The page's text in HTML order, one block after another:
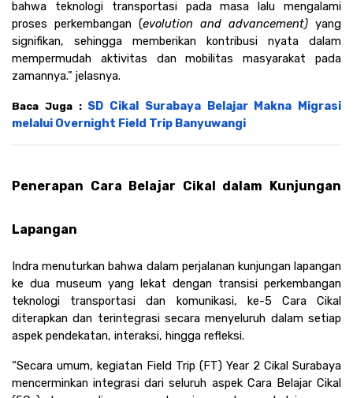
bahwa teknologi transportasi pada masa lalu mengalami
proses perkembangan (evolution and advancement) yang
signifikan, sehingga memberikan kontribusi nyata dalam
mempermudah aktivitas dan mobilitas masyarakat pada
zamannya.” jelasnya.
Baca Juga : SD Cikal Surabaya Belajar Makna Migrasi
melalui Overnight Field Trip Banyuwangi
Penerapan Cara Belajar Cikal dalam Kunjungan
Lapangan
Indra menuturkan bahwa dalam perjalanan kunjungan lapangan
ke dua museum yang lekat dengan transisi perkembangan
teknologi transportasi dan komunikasi, ke-5 Cara Cikal
diterapkan dan terintegrasi secara menyeluruh dalam setiap
aspek pendekatan, interaksi, hingga refleksi.
“Secara umum, kegiatan Field Trip (FT) Year 2 Cikal Surabaya
mencerminkan integrasi dari seluruh aspek Cara Belajar Cikal